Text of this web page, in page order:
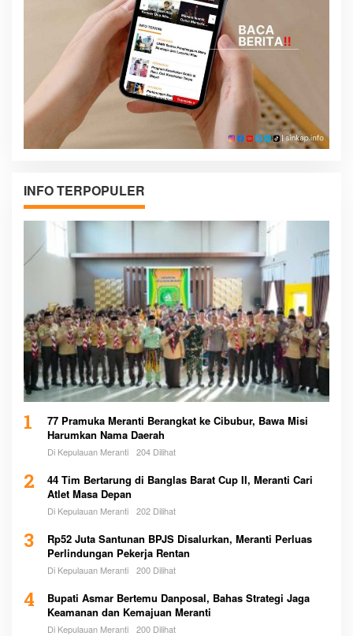
INFO TERPOPULER
1
77 Pramuka Meranti Berangkat ke Cibubur, Bawa Misi
Harumkan Nama Daerah
Di Kepulauan Meranti 204 Dilihat
2
44 Tim Bertarung di Banglas Barat Cup II, Meranti Cari
Atlet Masa Depan
Di Kepulauan Meranti 202 Dilihat
3
Rp52 Juta Santunan BPJS Disalurkan, Meranti Perluas
Perlindungan Pekerja Rentan
Di Kepulauan Meranti 200 Dilihat
4
Bupati Asmar Bertemu Danposal, Bahas Strategi Jaga
Keamanan dan Kemajuan Meranti
Di Kepulauan Meranti 200 Dilihat